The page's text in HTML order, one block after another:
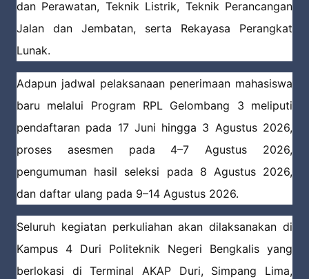
dan Perawatan, Teknik Listrik, Teknik Perancangan
Jalan dan Jembatan, serta Rekayasa Perangkat
Lunak.
Adapun jadwal pelaksanaan penerimaan mahasiswa
baru melalui Program RPL Gelombang 3 meliputi
pendaftaran pada 17 Juni hingga 3 Agustus 2026,
proses asesmen pada 4–7 Agustus 2026,
pengumuman hasil seleksi pada 8 Agustus 2026,
dan daftar ulang pada 9–14 Agustus 2026.
Seluruh kegiatan perkuliahan akan dilaksanakan di
Kampus 4 Duri Politeknik Negeri Bengkalis yang
berlokasi di Terminal AKAP Duri, Simpang Lima,